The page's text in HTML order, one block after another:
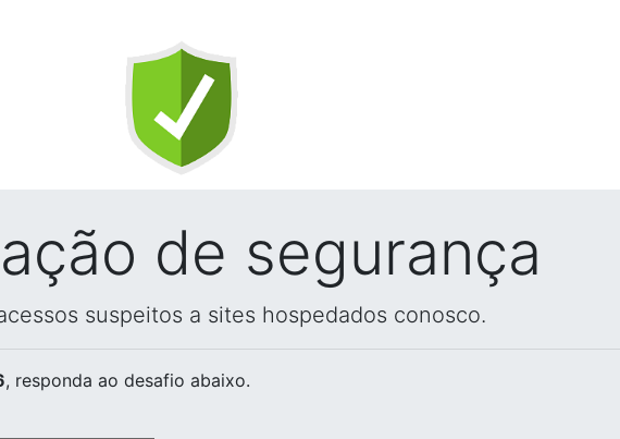
de segurança
suspeitos a sites hospedados conosco.
, responda ao desafio abaixo.